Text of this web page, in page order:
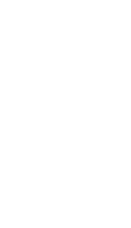
流失，会慢慢地破坏掉
作用时，无论是身处何
金属氧化物。但并不是
表面会布满一层薄薄的
被任何情况所腐蚀，包
可以用于飞机上，还可
件之中，例如，潜艇的
的压载系统和管道系统